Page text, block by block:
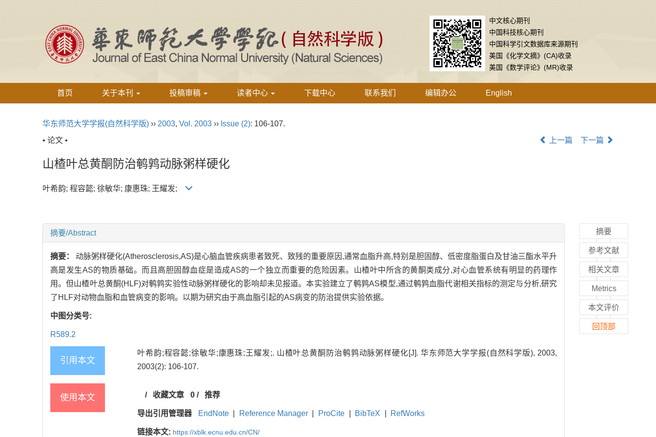
中文核心期刊
中国科技核心期刊
中国科学引文数据库来源期刊
美国《化学文摘》(CA)收录
美国《数学评论》(MR)收录
首页 关于本刊 投稿审稿 读者中心 下载中心 联系我们 编辑办公 English
华东师范大学学报(自然科学版) ›› 2003, Vol. 2003 ›› Issue (2): 106-107.
• 论文 •
上一篇 下一篇
山楂叶总黄酮防治鹌鹑动脉粥样硬化
叶希韵; 程容懿; 徐敏华; 康惠珠; 王耀发;
摘要/Abstract
摘要： 动脉粥样硬化(Atherosclerosis,AS)是心脑血管疾病患者致死、致残的重要原因,通常血脂升高,特别是胆固醇、低密度脂蛋白及甘油三酯水平升
高是发生AS的物质基础。而且高胆固醇血症是造成AS的一个独立而重要的危险因素。山楂叶中所含的黄酮类成分,对心血管系统有明显的药理作
用。但山楂叶总黄酮(HLF)对鹌鹑实验性动脉粥样硬化的影响却未见报道。本实验建立了鹌鹑AS模型,通过鹌鹑血脂代谢相关指标的测定与分析,研究
了HLF对动物血脂和血管病变的影响。以期为研究由于高血脂引起的AS病变的防治提供实验依据。
中图分类号:
R589.2
引用本文
叶希韵;程容懿;徐敏华;康惠珠;王耀发;. 山楂叶总黄酮防治鹌鹑动脉粥样硬化[J]. 华东师范大学学报(自然科学版), 2003,
2003(2): 106-107.
使用本文 / 收藏文章 0/ 推荐
导出引用管理器 EndNote Reference Manager ProCite BibTeX RefWorks
链接本文: https://xblk.ecnu.edu.cn/CN/
摘要
参考文献
相关文章
Metrics
本文评价
回顶部